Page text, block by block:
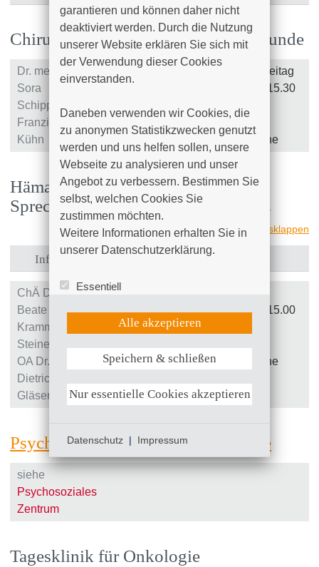
Chirurgisch-Onkologische Sprechstunde
Dr. med.
Sora
Schipper
Franziska
Kühn
+49 (0)381 4401 -
Montag - Freitag
8.30 Uhr – 15.30
oder nach
Rücksprache
Hämatologisch-Onkologische
Sprechstunde, Gerinnungsambulanz
alle ausklappen
Informationen zur Sprechstunde
ChÄ Dr.
Beate
Krammer-
Steiner,
OA Dr.
Dietrich
Gläser
+49 (0)381 4401 -
6140
9.00 Uhr – 15.00
Rücksprache
Psycho-Onkologische Sprechstunde
siehe
Psychosoziales
Zentrum
Tagesklinik für Onkologie
garantieren und können daher nicht
deaktiviert werden. Durch die Nutzung
unserer Website erklären Sie sich mit
der Verwendung dieser Cookies
einverstanden.
Daneben verwenden wir Cookies, die
zu anonymen Statistikzwecken genutzt
werden und uns helfen sollen, unsere
Webseite zu analysieren und unser
Angebot zu verbessern. Bestimmen Sie
selbst, welchen Cookies Sie
zustimmen möchten.
Weitere Informationen erhalten Sie in
unserer Datenschutzerklärung.
Essentiell
UX (Hotjar)
Weitere Informationen anzeigen
Alle akzeptieren
Speichern & schließen
Nur essentielle Cookies akzeptieren
Datenschutz | Impressum